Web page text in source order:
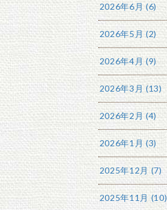
2026年6月 (6)
2026年5月 (2)
2026年4月 (9)
2026年3月 (13)
2026年2月 (4)
2026年1月 (3)
2025年12月 (7)
2025年11月 (10)